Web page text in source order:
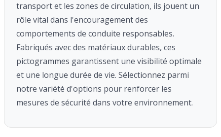
transport et les zones de circulation, ils jouent un
rôle vital dans l'encouragement des
comportements de conduite responsables.
Fabriqués avec des matériaux durables, ces
pictogrammes garantissent une visibilité optimale
et une longue durée de vie. Sélectionnez parmi
notre variété d'options pour renforcer les
mesures de sécurité dans votre environnement.